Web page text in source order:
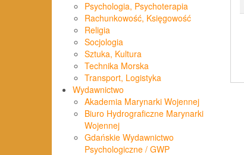
Psychologia, Psychoterapia
Rachunkowość, Księgowość
Religia
Socjologia
Sztuka, Kultura
Technika Morska
Transport, Logistyka
Wydawnictwo
Akademia Marynarki Wojennej
Biuro Hydrograficzne Marynarki
Wojennej
Gdańskie Wydawnictwo
Psychologiczne / GWP